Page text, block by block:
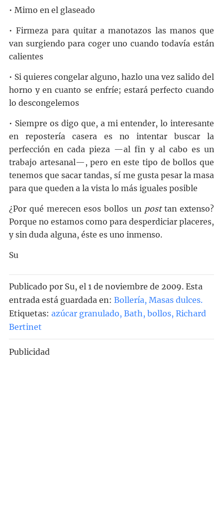
• Mimo en el glaseado
• Firmeza para quitar a manotazos las manos que
van surgiendo para coger uno cuando todavía están
calientes
• Si quieres congelar alguno, hazlo una vez salido del
horno y en cuanto se enfríe; estará perfecto cuando
lo descongelemos
• Siempre os digo que, a mi entender, lo interesante
en repostería casera es no intentar buscar la
perfección en cada pieza —al fin y al cabo es un
trabajo artesanal—, pero en este tipo de bollos que
tenemos que sacar tandas, sí me gusta pesar la masa
para que queden a la vista lo más iguales posible
¿Por qué merecen esos bollos un posttan extenso?
Porque no estamos como para desperdiciar placeres,
y sin duda alguna, éste es uno inmenso.
Su
Publicado por Su, el 1 de noviembre de 2009. Esta
entrada está guardada en: Bollería, Masas dulces.
Etiquetas: azúcar granulado, Bath , bollos, Richard
Bertinet
Publicidad